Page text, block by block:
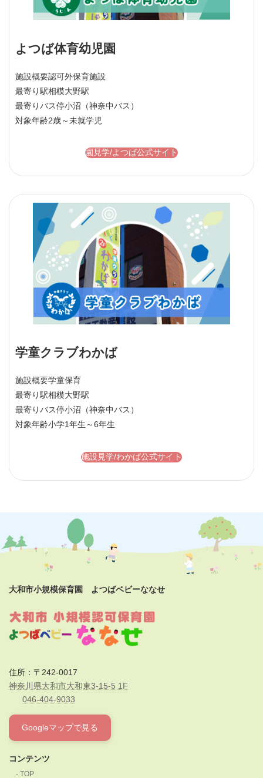
よつば体育幼児園
施設概要認可外保育施設
最寄り駅相模大野駅
最寄りバス停小沼（神奈中バス）
対象年齢2歳～未就学児
園見学/よつば公式サイト
学童クラブわかば
施設概要学童保育
最寄り駅相模大野駅
最寄りバス停小沼（神奈中バス）
対象年齢小学1年生～6年生
施設見学/わかば公式サイト
大和市小規模保育園 よつばベビーななせ
住所：〒242-0017
神奈川県大和市大和東3-15-5 1F
046-404-9033
Googleマップで見る
コンテンツ
TOP